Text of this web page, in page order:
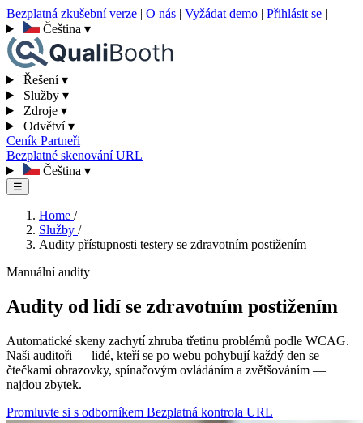
Bezplatná zkušební verze | O nás | Vyžádat demo | Přihlásit se |
Čeština ▾
Řešení▾
Služby ▾
Zdroje ▾
Odvětví▾
Ceník Partneři
Bezplatné skenování URL
Čeština ▾
☰
Home /
Služby /
Audity přístupnosti testery se zdravotním postižením
Manuální audity
Audity od lidí se zdravotním postižením
Automatické skeny zachytí zhruba třetinu problémů podle WCAG.
Naši auditoři — lidé, kteří se po webu pohybují každý den se
čtečkami obrazovky, spínačovým ovládáním a zvětšováním —
najdou zbytek.
Promluvte si s odborníkem Bezplatná kontrola URL